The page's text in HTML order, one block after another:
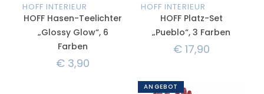
HOFF INTERIEUR
HOFF Hasen-Teelichter
„Glossy Glow“, 6
Farben
€ 3,90
HOFF INTERIEUR
HOFF Platz-Set
„Pueblo“, 3 Farben
€17,90
ANGEBOT